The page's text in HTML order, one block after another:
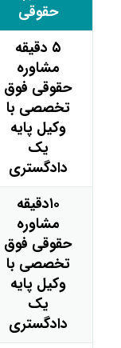
حقوقی
۵ دقیقه
مشاوره
حقوقی فوق
تخصصی با
وکیل پایه
یک
دادگستری
۱۰دقیقه
مشاوره
حقوقی فوق
تخصصی با
وکیل پایه
یک
دادگستری